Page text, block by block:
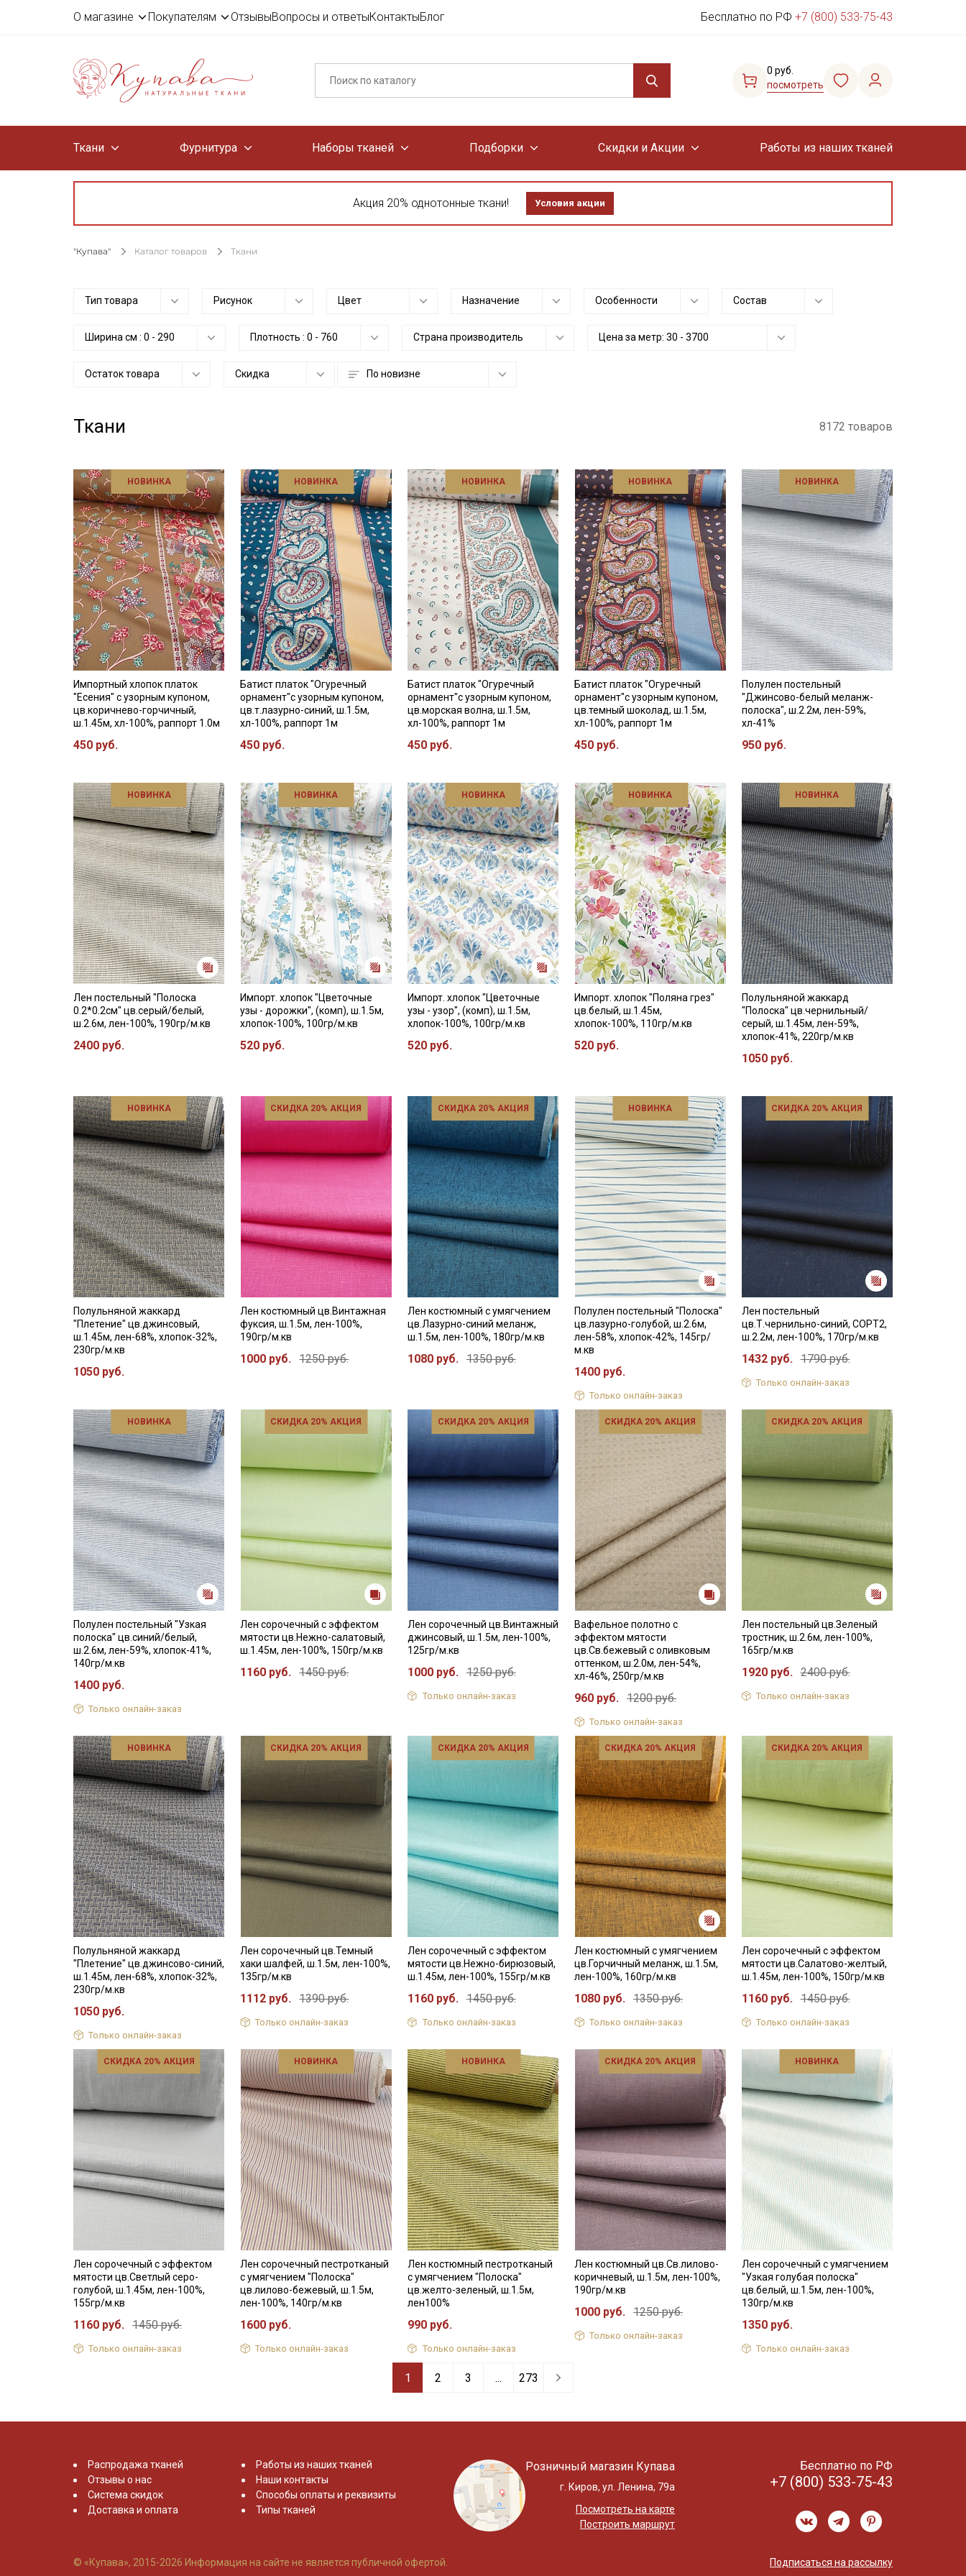
О магазине Покупателям ОтзывыВопросы и ответыКонтактыБлог Бесплатно по РФ +7 (800) 533-75-43
0 руб.
посмотреть
Ткани Фурнитура Наборы тканей Подборки Скидки и Акции Работы из наших тканей
Акция 20% однотонные ткани! Условия акции
"Купава" Каталог товаров Ткани
Тип товара Рисунок Цвет Назначение Особенности Состав
Ширина см : 0 - 290 Плотность : 0 - 760 Страна производитель Цена за метр: 30 - 3700
Остаток товара Скидка По новизне
Ткани 8172 товаров
НОВИНКА
Импортный хлопок платок
"Есения" с узорным купоном,
цв.коричнево-горчичный,
ш.1.45м, хл-100%, раппорт 1.0м
450 руб.
НОВИНКА
Батист платок "Огуречный
орнамент"с узорным купоном,
цв.т.лазурно-синий, ш.1.5м,
хл-100%, раппорт 1м
450 руб.
НОВИНКА
Батист платок "Огуречный
орнамент"с узорным купоном,
цв.морская волна, ш.1.5м,
хл-100%, раппорт 1м
450 руб.
НОВИНКА
Батист платок "Огуречный
орнамент"с узорным купоном,
цв.темный шоколад, ш.1.5м,
хл-100%, раппорт 1м
450 руб.
НОВИНКА
Полулен постельный
"Джинсово-белый меланж-
полоска", ш.2.2м, лен-59%,
хл-41%
950 руб.
НОВИНКА
Лен постельный "Полоска
0.2*0.2см" цв.серый/белый,
ш.2.6м, лен-100%, 190гр/м.кв
2400 руб.
НОВИНКА
Импорт. хлопок "Цветочные
узы - дорожки", (комп), ш.1.5м,
хлопок-100%, 100гр/м.кв
520 руб.
НОВИНКА
Импорт. хлопок "Цветочные
узы - узор", (комп), ш.1.5м,
хлопок-100%, 100гр/м.кв
520 руб.
НОВИНКА
Импорт. хлопок "Поляна грез"
цв.белый, ш.1.45м,
хлопок-100%, 110гр/м.кв
520 руб.
НОВИНКА
Полульняной жаккард
"Полоска" цв.чернильный/
серый, ш.1.45м, лен-59%,
хлопок-41%, 220гр/м.кв
1050 руб.
НОВИНКА
Полульняной жаккард
"Плетение" цв.джинсовый,
ш.1.45м, лен-68%, хлопок-32%,
230гр/м.кв
1050 руб.
СКИДКА 20% АКЦИЯ
Лен костюмный цв.Винтажная
фуксия, ш.1.5м, лен-100%,
190гр/м.кв
1000 руб. 1250 руб.
СКИДКА 20% АКЦИЯ
Лен костюмный с умягчением
цв.Лазурно-синий меланж,
ш.1.5м, лен-100%, 180гр/м.кв
1080 руб. 1350 руб.
НОВИНКА
Полулен постельный "Полоска"
цв.лазурно-голубой, ш.2.6м,
лен-58%, хлопок-42%, 145гр/
м.кв
1400 руб.
Только онлайн-заказ
СКИДКА 20% АКЦИЯ
Лен постельный
цв.Т.чернильно-синий, СОРТ2,
ш.2.2м, лен-100%, 170гр/м.кв
1432 руб. 1790 руб.
Только онлайн-заказ
НОВИНКА
Полулен постельный "Узкая
полоска" цв.синий/белый,
ш.2.6м, лен-59%, хлопок-41%,
140гр/м.кв
1400 руб.
Только онлайн-заказ
СКИДКА 20% АКЦИЯ
Лен сорочечный с эффектом
мятости цв.Нежно-салатовый,
ш.1.45м, лен-100%, 150гр/м.кв
1160 руб. 1450 руб.
СКИДКА 20% АКЦИЯ
Лен сорочечный цв.Винтажный
джинсовый, ш.1.5м, лен-100%,
125гр/м.кв
1000 руб. 1250 руб.
Только онлайн-заказ
СКИДКА 20% АКЦИЯ
Вафельное полотно с
эффектом мятости
цв.Св.бежевый с оливковым
оттенком, ш.2.0м, лен-54%,
хл-46%, 250гр/м.кв
960 руб. 1200 руб.
Только онлайн-заказ
СКИДКА 20% АКЦИЯ
Лен постельный цв.Зеленый
тростник, ш.2.6м, лен-100%,
165гр/м.кв
1920 руб. 2400 руб.
Только онлайн-заказ
НОВИНКА
Полульняной жаккард
"Плетение" цв.джинсово-синий,
ш.1.45м, лен-68%, хлопок-32%,
230гр/м.кв
1050 руб.
Только онлайн-заказ
СКИДКА 20% АКЦИЯ
Лен сорочечный цв.Темный
хаки шалфей, ш.1.5м, лен-100%,
135гр/м.кв
1112 руб. 1390 руб.
Только онлайн-заказ
СКИДКА 20% АКЦИЯ
Лен сорочечный с эффектом
мятости цв.Нежно-бирюзовый,
ш.1.45м, лен-100%, 155гр/м.кв
1160 руб. 1450 руб.
Только онлайн-заказ
СКИДКА 20% АКЦИЯ
Лен костюмный с умягчением
цв.Горчичный меланж, ш.1.5м,
лен-100%, 160гр/м.кв
1080 руб. 1350 руб.
Только онлайн-заказ
СКИДКА 20% АКЦИЯ
Лен сорочечный с эффектом
мятости цв.Салатово-желтый,
ш.1.45м, лен-100%, 150гр/м.кв
1160 руб. 1450 руб.
Только онлайн-заказ
СКИДКА 20% АКЦИЯ
Лен сорочечный с эффектом
мятости цв.Светлый серо-
голубой, ш.1.45м, лен-100%,
155гр/м.кв
1160 руб. 1450 руб.
Только онлайн-заказ
НОВИНКА
Лен сорочечный пестротканый
с умягчением "Полоска"
цв.лилово-бежевый, ш.1.5м,
лен-100%, 140гр/м.кв
1600 руб.
Только онлайн-заказ
НОВИНКА
Лен костюмный пестротканый
с умягчением "Полоска"
цв.желто-зеленый, ш.1.5м,
лен100%
990 руб.
Только онлайн-заказ
СКИДКА 20% АКЦИЯ
Лен костюмный цв.Св.лилово-
коричневый, ш.1.5м, лен-100%,
190гр/м.кв
1000 руб. 1250 руб.
Только онлайн-заказ
НОВИНКА
Лен сорочечный с умягчением
"Узкая голубая полоска"
цв.белый, ш.1.5м, лен-100%,
130гр/м.кв
1350 руб.
Только онлайн-заказ
1 2 3 ... 273
Распродажа тканей
Отзывы о нас
Система скидок
Доставка и оплата
Работы из наших тканей
Наши контакты
Способы оплаты и реквизиты
Типы тканей
Розничный магазин Купава
г. Киров, ул. Ленина, 79а
Посмотреть на карте
Построить маршрут
Бесплатно по РФ
+7 (800) 533-75-43
© «Купава», 2015-2026 Информация на сайте не является публичной офертой. Подписаться на рассылку
Секретная рассылка от
Купава
Мы публикуем здесь дополнительные
промокоды и скидки до 30% на узкие
категории тканей
Электронная почта
Ознакомлен(а) сПолитикой обработки персональных
данных
и даю
Согласие на обработку персональных
данных
ДаюСогласие на получение рекламных и
информационных рассылок